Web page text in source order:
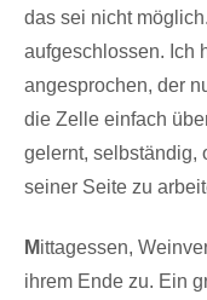
das sei nicht
aufgeschlossen. Ich
angesprochen, der
die Zelle einfach
gelernt, selbständig,
seiner Seite zu
Mittagessen,
ihrem Ende zu. Ein